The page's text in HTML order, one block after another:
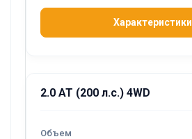
Характеристики
2.0 AT (200 л.с.) 4WD